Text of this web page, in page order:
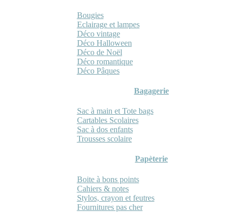
Bougies
Eclairage et lampes
Déco vintage
Déco Halloween
Déco de Noël
Déco romantique
Déco Pâques
Bagagerie
Sac à main et Tote bags
Cartables Scolaires
Sac à dos enfants
Trousses scolaire
Papèterie
Boite à bons points
Cahiers & notes
Stylos, crayon et feutres
Fournitures pas cher